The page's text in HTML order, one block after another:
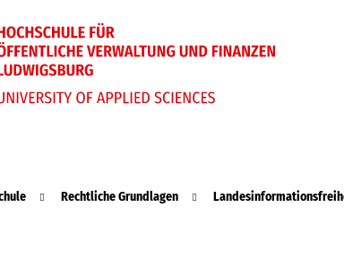
Rechtliche Grundlagen